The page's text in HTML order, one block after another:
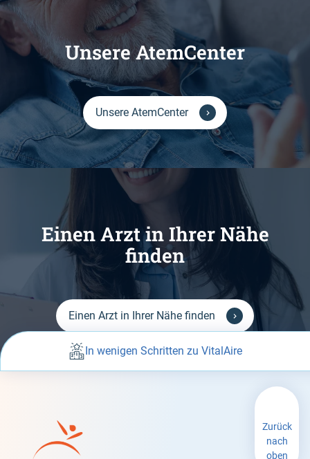
In wenigen Schritten zu VitalAire
Unsere AtemCenter
Unsere AtemCenter
Einen Arzt in Ihrer Nähe
finden
Einen Arzt in Ihrer Nähe finden
Zurück
nach
oben